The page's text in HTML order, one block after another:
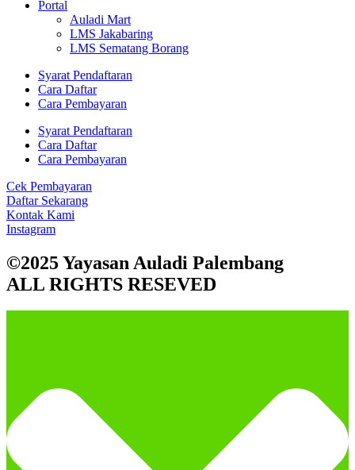
Portal
Auladi Mart
LMS Jakabaring
LMS Sematang Borang
Syarat Pendaftaran
Cara Daftar
Cara Pembayaran
Syarat Pendaftaran
Cara Daftar
Cara Pembayaran
Cek Pembayaran
Daftar Sekarang
Kontak Kami
Instagram
©2025 Yayasan Auladi Palembang
ALL RIGHTS RESEVED